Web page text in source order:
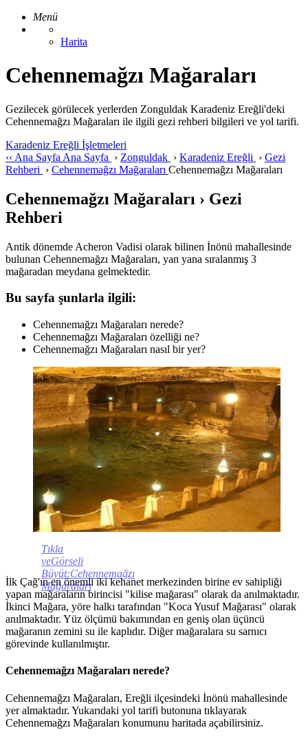
Menü
Harita
Cehennemağzı Mağaraları
Gezilecek görülecek yerlerden Zonguldak Karadeniz Ereğli'deki
Cehennemağzı Mağaraları ile ilgili gezi rehberi bilgileri ve yol tarifi.
Karadeniz Ereğli İşletmeleri
‹‹ Ana Sayfa Ana Sayfa › Zonguldak › Karadeniz Ereğli › Gezi
Rehberi › Cehennemağzı Mağaraları Cehennemağzı Mağaraları
Cehennemağzı Mağaraları › Gezi
Rehberi
Antik dönemde Acheron Vadisi olarak bilinen İnönü mahallesinde
bulunan Cehennemağzı Mağaraları, yan yana sıralanmış 3
mağaradan meydana gelmektedir.
Bu sayfa şunlarla ilgili:
Cehennemağzı Mağaraları nerede?
Cehennemağzı Mağaraları özelliği ne?
Cehennemağzı Mağaraları nasıl bir yer?
Tıkla
veGörseli
Büyüt:Cehennemağzı
Mağaraları
İlk Çağ'ın en önemli iki kehanet merkezinden birine ev sahipliği
yapan mağaraların birincisi "kilise mağarası" olarak da anılmaktadır.
İkinci Mağara, yöre halkı tarafından "Koca Yusuf Mağarası" olarak
anılmaktadır. Yüz ölçümü bakımından en geniş olan üçüncü
mağaranın zemini su ile kaplıdır. Diğer mağaralara su sarnıcı
görevinde kullanılmıştır.
Cehennemağzı Mağaraları nerede?
Cehennemağzı Mağaraları, Ereğli ilçesindeki İnönü mahallesinde
yer almaktadır. Yukarıdaki yol tarifi butonuna tıklayarak
Cehennemağzı Mağaraları konumunu haritada açabilirsiniz.